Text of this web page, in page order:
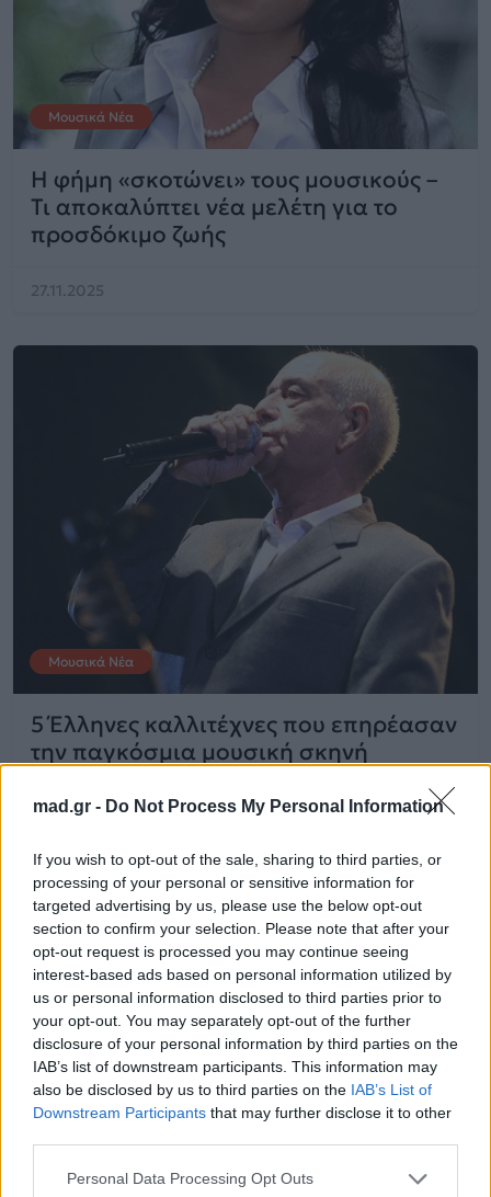
mad.gr - Do Not Process My Personal Information
If you wish to opt-out of the sale, sharing to third parties, or
processing of your personal or sensitive information for
targeted advertising by us, please use the below opt-out
section to confirm your selection. Please note that after your
opt-out request is processed you may continue seeing
interest-based ads based on personal information utilized by
us or personal information disclosed to third parties prior to
your opt-out. You may separately opt-out of the further
disclosure of your personal information by third parties on the
IAB’s list of downstream participants. This information may
also be disclosed by us to third parties on the IAB’s List of
Downstream Participants that may further disclose it to other
Personal Data Processing Opt Outs
Μουσικά Νέα
Η φήμη «σκοτώνει» τους μουσικούς –
Τι αποκαλύπτει νέα μελέτη για το
προσδόκιμο ζωής
27.11.2025
Μουσικά Νέα
5 Έλληνες καλλιτέχνες που επηρέασαν
την παγκόσμια μουσική σκηνή
25.09.2025
News